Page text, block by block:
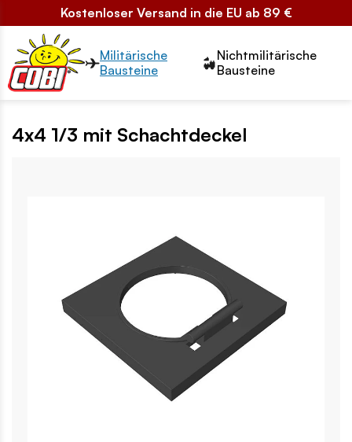
Kostenloser Versand in die EU ab 89 €
Przełącznik segmentów2
Militärische
Bausteine
Nichtmilitärische
Bausteine
4x4 1/3 mit Schachtdeckel